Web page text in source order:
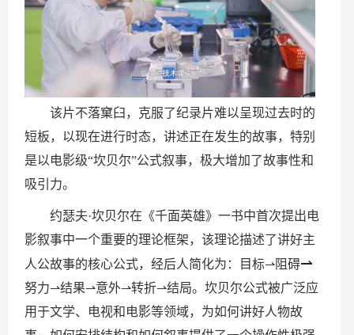
该片不落窠臼，克服了纪录片难以呈现过去时的
短板，以现在进行时态，讲述正在发生的故事，特别
是以电影级“坎贝尔”公式叙事，极大增加了故事性和
吸引力。
约瑟夫·坎贝尔在《千面英雄》一书中首次提出电
影叙事中一个重要的理论框架，该理论描述了讲好主
人公故事的核心公式，经后人简化为：目标⇀阻碍⇀
努力⇀结果⇀意外⇀转折⇀结局。坎贝尔公式被广泛应
用于文学、电视和电影等领域，为如何讲好人物故